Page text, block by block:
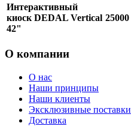
Интерактивный
киоск DEDAL Vertical
42"
25000
О компании
О нас
Наши принципы
Наши клиенты
Эксклюзивные поставки
Доставка